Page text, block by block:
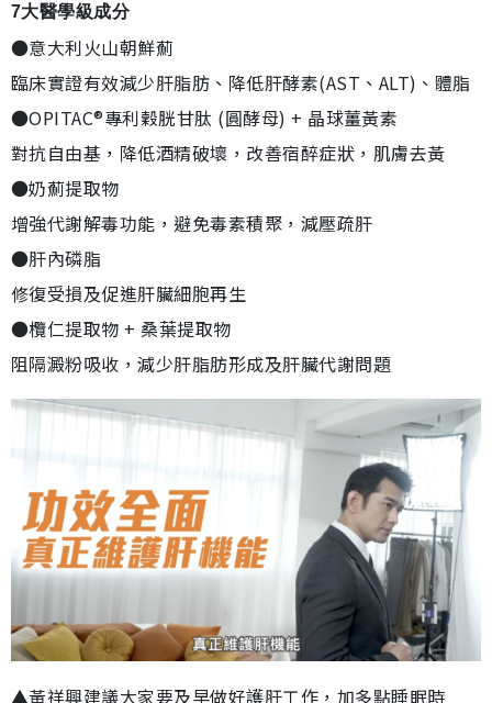
7大醫學級成分
●意大利火山朝鮮薊
臨床實證有效減少肝脂肪、降低肝酵素(AST、ALT)、體脂
●OPITAC®專利穀胱甘肽 (圓酵母) + 晶球薑黃素
對抗自由基，降低酒精破壞，改善宿醉症狀，肌膚去黃
●奶薊提取物
增強代謝解毒功能，避免毒素積聚，減壓疏肝
●肝內磷脂
修復受損及促進肝臟細胞再生
●欖仁提取物 + 桑葉提取物
阻隔澱粉吸收，減少肝脂肪形成及肝臟代謝問題
▲黃祥興建議大家要及早做好護肝工作，加多點睡眠時